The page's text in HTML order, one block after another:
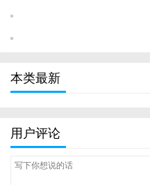
本类最新
用户评论